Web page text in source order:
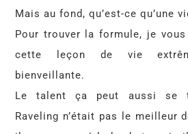
Mais au fond, qu’est-ce qu’une
Pour trouver la formule, je vous
cette leçon de vie
bienveillante.
Le talent ça peut aussi se
Raveling n’était pas le meilleur